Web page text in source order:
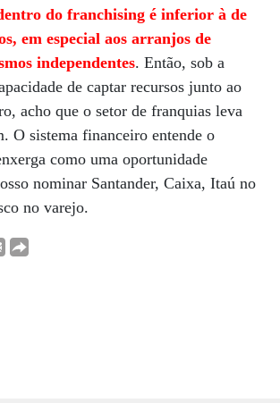
do franchising é inferior à de
em especial aos arranjos de
independentes. Então, sob a
de captar recursos junto ao
acho que o setor de franquias leva
O sistema financeiro entende o
como uma oportunidade
nominar Santander, Caixa, Itaú no
no varejo.